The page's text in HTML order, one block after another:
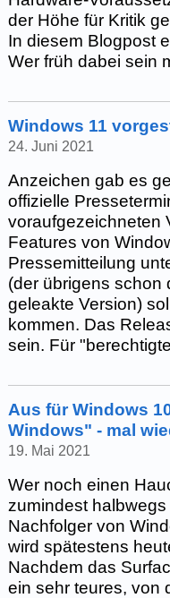
der Höhe für Kritik
In diesem Blogpost
Wer früh dabei sein
Windows 11
24. Juni 2021
Anzeichen gab es
offizielle
voraufgezeichneten
Features von
Pressemitteilung
(der übrigens schon
geleakte Version)
kommen. Das
sein. Für
Aus für Windows
Windows" - mal
19. Mai 2021
Wer noch einen
zumindest
Nachfolger von
wird spätestens
Nachdem das
ein sehr teures, von